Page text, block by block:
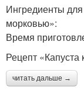
Ингредиенты
морковью»:
Время
Рецепт
читать дальше →